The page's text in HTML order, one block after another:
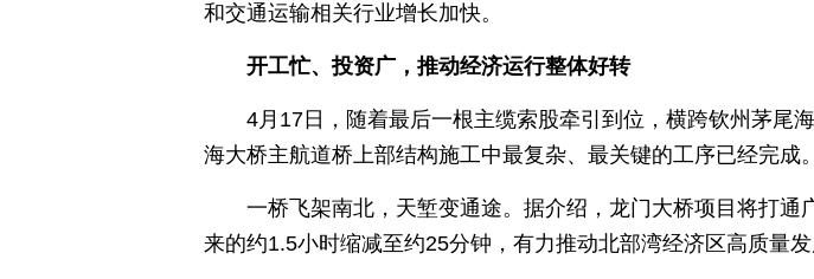
和交通运输相关行业增长加快。
开工忙、投资广，推动经济运行整体好转
4月17日，随着最后一根主缆索股牵引到位，横跨钦州茅尾
海大桥主航道桥上部结构施工中最复杂、最关键的工序已经完成。
一桥飞架南北，天堑变通途。据介绍，龙门大桥项目将打通
来的约1.5小时缩减至约25分钟，有力推动北部湾经济区高质量